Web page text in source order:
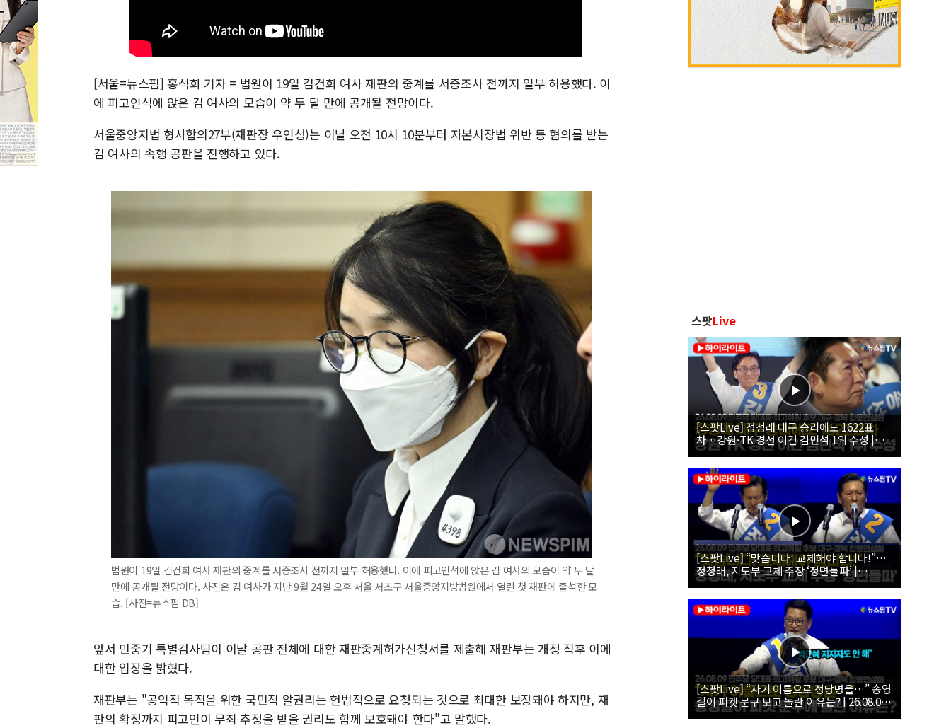
[서울=뉴스핌] 홍석희 기자 = 법원이 19일 김건희 여사 재판의 중계를 서증조사 전까지 일부 허용했다. 이
에 피고인석에 앉은 김 여사의 모습이 약 두 달 만에 공개될 전망이다.
서울중앙지법 형사합의27부(재판장 우인성)는 이날 오전 10시 10분부터 자본시장법 위반 등 혐의를 받는
김 여사의 속행 공판을 진행하고 있다.
법원이 19일 김건희 여사 재판의 중계를 서증조사 전까지 일부 허용했다. 이에 피고인석에 앉은 김 여사의 모습이 약 두 달
만에 공개될 전망이다. 사진은 김 여사가 지난 9월 24일 오후 서울 서초구 서울중앙지방법원에서 열린 첫 재판에 출석한 모
습. [사진=뉴스핌 DB]
앞서 민중기 특별검사팀이 이날 공판 전체에 대한 재판중계허가신청서를 제출해 재판부는 개정 직후 이에
대한 입장을 밝혔다.
재판부는 "공익적 목적을 위한 국민적 알권리는 헌법적으로 요청되는 것으로 최대한 보장돼야 하지만, 재
판의 확정까지 피고인이 무죄 추정을 받을 권리도 함께 보호돼야 한다"고 말했다.
스팟Live
[스팟Live] 정청래 대구 승리에도 1622표
차…강원·TK 경선 이긴 김민석 1위 수성 |
26.08.09 더불어민주당 당대표·최고위원 후
보 대구·경북 합동연설회
[스팟Live] “맞습니다! 교체해야 합니다!”…
정청래, 지도부 교체 주장 ‘정면돌파’ |
26.08.09 더불어민주당 당대표·최고위원 후
보 대구·경북 합동연설회
[스팟Live] “자기 이름으로 정당명을…” 송영
길이 피켓 문구 보고 놀란 이유는? | 26.08.09
더불어민주당 당대표·최고위원 후보 대구·경